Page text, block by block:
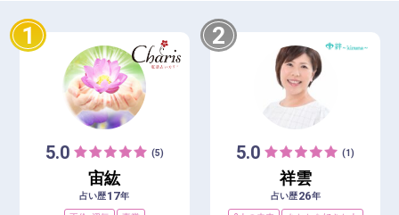
1
5.0 (5)
宙紘
占い歴17年
2
5.0 (1)
祥雲
占い歴26年